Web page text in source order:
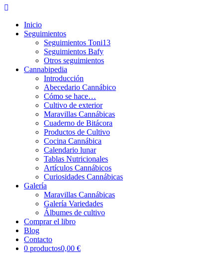
Inicio
Seguimientos
Seguimientos Toni13
Seguimientos Bafy
Otros seguimientos
Cannabipedia
Introducción
Abecedario Cannábico
Cómo se hace…
Cultivo de exterior
Maravillas Cannábicas
Cuaderno de Bitácora
Productos de Cultivo
Cocina Cannábica
Calendario lunar
Tablas Nutricionales
Artículos Cannábicos
Curiosidades Cannábicas
Galería
Maravillas Cannábicas
Galería Variedades
Álbumes de cultivo
Comprar el libro
Blog
Contacto
0 productos0,00 €